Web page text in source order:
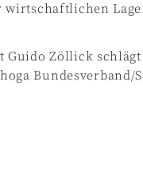
Lage.
Guido Zöllick
Bundesverband/